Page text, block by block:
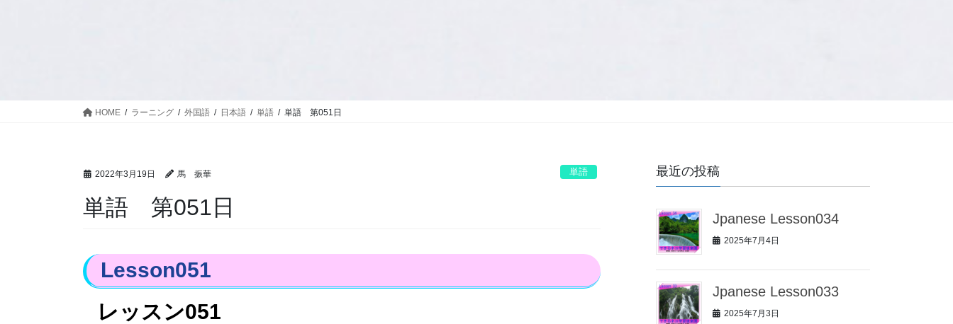
HOME ラーニング 外国語 日本語 単語 単語 第051日
2022年3月19日 馬 振華 単語
単語 第051日
Lesson051
レッスン051
最近の投稿
Jpanese Lesson034
2025年7月4日
Jpanese Lesson033
2025年7月3日